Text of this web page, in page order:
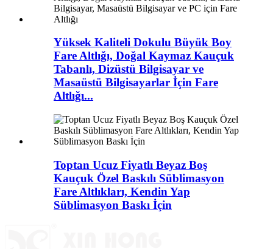
Yüksek Kaliteli Dokulu Büyük Boy
Fare Altlığı, Doğal Kaymaz Kauçuk
Tabanlı, Dizüstü Bilgisayar ve
Masaüstü Bilgisayarlar İçin Fare
Altlığı...
Toptan Ucuz Fiyatlı Beyaz Boş
Kauçuk Özel Baskılı Süblimasyon
Fare Altlıkları, Kendin Yap
Süblimasyon Baskı İçin